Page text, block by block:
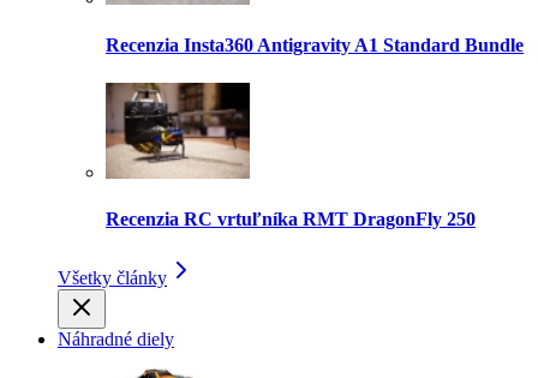
Recenzia Insta360 Antigravity A1 Standard Bundle
Recenzia RC vrtuľníka RMT DragonFly 250
Všetky články
Náhradné diely